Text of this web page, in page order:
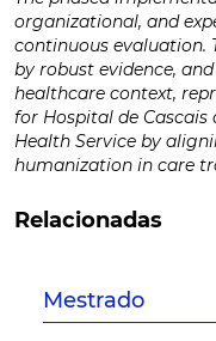
organizational, and
continuous evaluation.
by robust evidence,
healthcare context,
for Hospital de
Health Service by
humanization in care
Relacionadas
Mestrado